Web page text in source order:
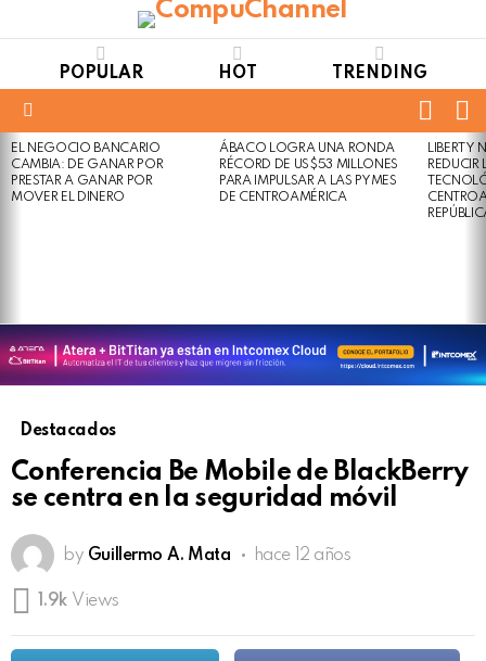
POPULAR HOT TRENDING
LATEST
STORIES
EL NEGOCIO BANCARIO
CAMBIA: DE GANAR POR
PRESTAR A GANAR POR
MOVER EL DINERO
Not
Safe
For
Click
to
view
ÁBACO LOGRA UNA RONDA
RÉCORD DE US$53 MILLONES
PARA IMPULSAR A LAS PYMES
DE CENTROAMÉRICA
LIBERTY
REDUCIR
Destacados
Conferencia Be Mobile de BlackBerry
se centra en la seguridad móvil
by Guillermo A. Mata hace 12 años
1.9k Views